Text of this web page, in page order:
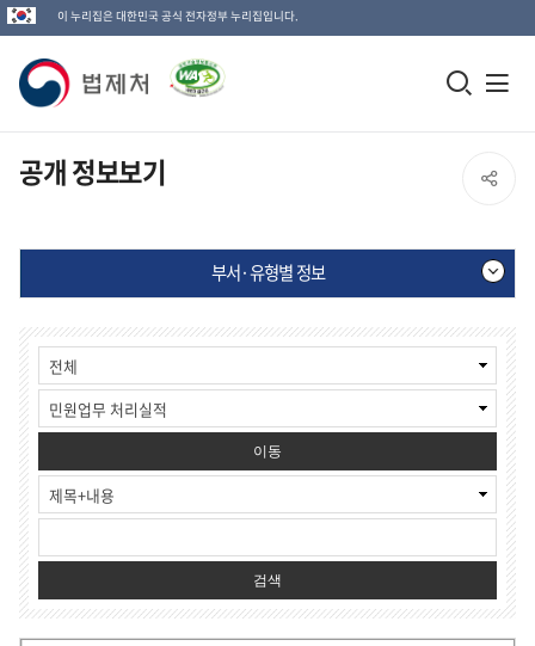
이 누리집은 대한민국 공식 전자정부 누리집입니다.
법
제
처
고
모
기
공개 정보보기 SNS
유
열
기
부서·유형별 정보
부
서
·
유
형
별
정
보
게
시
물
검
색
이동
검색